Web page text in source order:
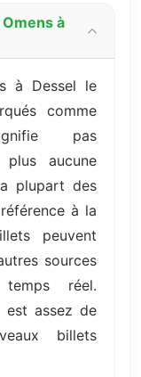
à
à Dessel le
comme
pas
aucune
plupart des
à la
peuvent
sources
réel.
est assez de
billets